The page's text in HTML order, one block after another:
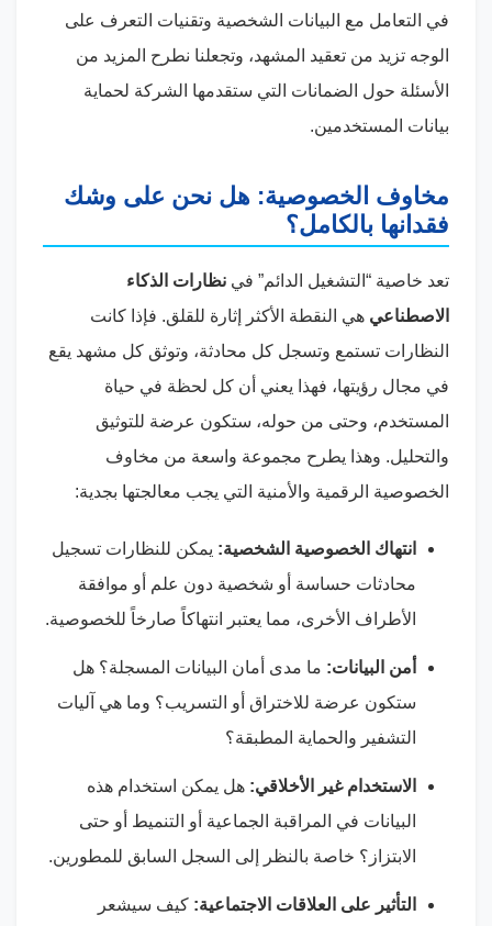
في التعامل مع البيانات الشخصية وتقنيات التعرف على
الوجه تزيد من تعقيد المشهد، وتجعلنا نطرح المزيد من
الأسئلة حول الضمانات التي ستقدمها الشركة لحماية
بيانات المستخدمين.
مخاوف الخصوصية: هل نحن على وشك
فقدانها بالكامل؟
تعد خاصية “التشغيل الدائم” في نظارات الذكاء
الاصطناعي هي النقطة الأكثر إثارة للقلق. فإذا كانت
النظارات تستمع وتسجل كل محادثة، وتوثق كل مشهد يقع
في مجال رؤيتها، فهذا يعني أن كل لحظة في حياة
المستخدم، وحتى من حوله، ستكون عرضة للتوثيق
والتحليل. وهذا يطرح مجموعة واسعة من مخاوف
الخصوصية الرقمية والأمنية التي يجب معالجتها بجدية:
انتهاك الخصوصية الشخصية: يمكن للنظارات تسجيل
محادثات حساسة أو شخصية دون علم أو موافقة
الأطراف الأخرى، مما يعتبر انتهاكاً صارخاً للخصوصية.
أمن البيانات: ما مدى أمان البيانات المسجلة؟ هل
ستكون عرضة للاختراق أو التسريب؟ وما هي آليات
التشفير والحماية المطبقة؟
الاستخدام غير الأخلاقي: هل يمكن استخدام هذه
البيانات في المراقبة الجماعية أو التنميط أو حتى
الابتزاز؟ خاصة بالنظر إلى السجل السابق للمطورين.
التأثير على العلاقات الاجتماعية: كيف سيشعر